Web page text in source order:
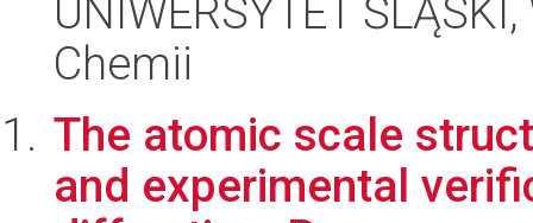
UNIWERSYTET
Chemii
The atomic scale
and experimental